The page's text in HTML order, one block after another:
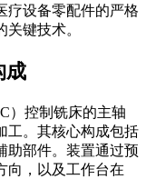
疗设备零配件的严格
键技术。
成
）控制铣床的主轴
工。其核心构成包括
助部件。装置通过预
向，以及工作台在